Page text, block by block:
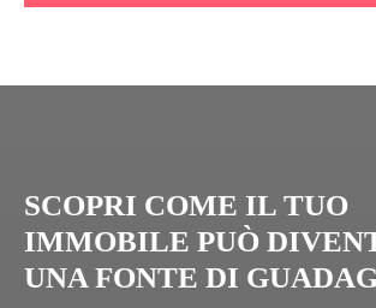
SCOPRI COME IL TUO
IMMOBILE PUÒ
UNA FONTE DI